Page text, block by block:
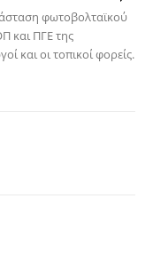
φωτοβολταϊκού
και ΠΓΕ της
και οι τοπικοί φορείς.